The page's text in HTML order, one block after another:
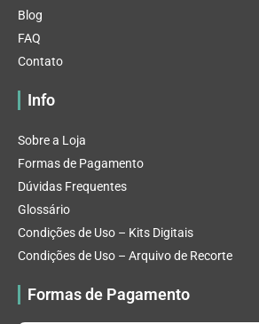
Blog
FAQ
Contato
Info
Sobre a Loja
Formas de Pagamento
Dúvidas Frequentes
Glossário
Condições de Uso – Kits Digitais
Condições de Uso – Arquivo de Recorte
Formas de Pagamento